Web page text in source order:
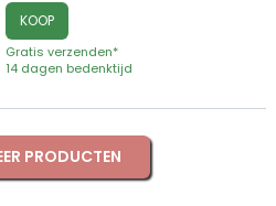
KOOP
Gratis verzenden*
14 dagen bedenktijd
PRODUCTEN